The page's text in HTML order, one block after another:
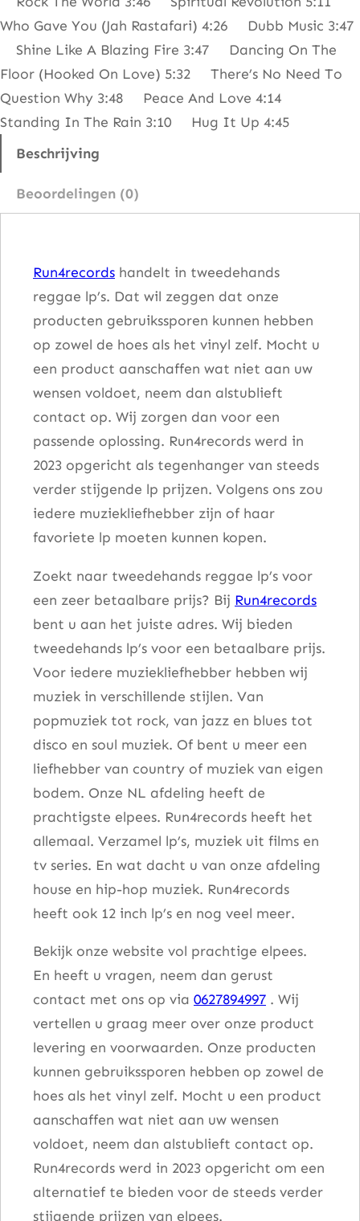
l
–
R
o
k
Who Gave You (Jah Rastafari) 4:26 Dubb Music 3:47
Shine Like A Blazing Fire 3:47 Dancing On The
Floor (Hooked On Love) 5:32 There’s No Need To
Question Why 3:48 Peace And Love 4:14
Standing In The Rain 3:10 Hug It Up 4:45
Beschrijving
Beoordelingen (0)
Run4records handelt in tweedehands
reggae lp’s. Dat wil zeggen dat onze
producten gebruikssporen kunnen hebben
op zowel de hoes als het vinyl zelf. Mocht u
een product aanschaffen wat niet aan uw
wensen voldoet, neem dan alstublieft
contact op. Wij zorgen dan voor een
passende oplossing. Run4records werd in
2023 opgericht als tegenhanger van steeds
verder stijgende lp prijzen. Volgens ons zou
iedere muziekliefhebber zijn of haar
favoriete lp moeten kunnen kopen.
Zoekt naar tweedehands reggae lp’s voor
een zeer betaalbare prijs? Bij Run4records
bent u aan het juiste adres. Wij bieden
tweedehands lp’s voor een betaalbare prijs.
Voor iedere muziekliefhebber hebben wij
muziek in verschillende stijlen. Van
popmuziek tot rock, van jazz en blues tot
disco en soul muziek. Of bent u meer een
liefhebber van country of muziek van eigen
bodem. Onze NL afdeling heeft de
prachtigste elpees. Run4records heeft het
allemaal. Verzamel lp’s, muziek uit films en
tv series. En wat dacht u van onze afdeling
house en hip-hop muziek. Run4records
heeft ook 12 inch lp’s en nog veel meer.
Bekijk onze website vol prachtige elpees.
En heeft u vragen, neem dan gerust
contact met ons op via 0627894997 . Wij
vertellen u graag meer over onze product
levering en voorwaarden. Onze producten
kunnen gebruikssporen hebben op zowel de
hoes als het vinyl zelf. Mocht u een product
aanschaffen wat niet aan uw wensen
voldoet, neem dan alstublieft contact op.
Run4records werd in 2023 opgericht om een
alternatief te bieden voor de steeds verder
stijgende prijzen van elpees.